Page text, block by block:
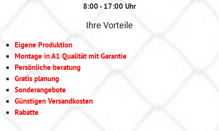
8:00 - 17:00 Uhr
Ihre Vorteile
Eigene Produktion
Montage in A1 Qualität mit Garantie
Persönliche beratung
Gratis planung
Sonderangebote
Günstigen Versandkosten
Rabatte